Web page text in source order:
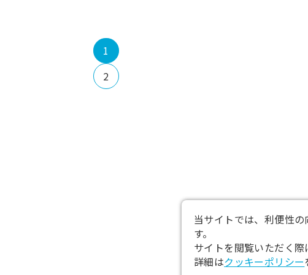
1
2
当サイトでは、利便性
す。
サイトを閲覧いただく
詳細はクッキーポリシー